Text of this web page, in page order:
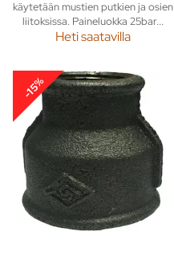
käytetään mustien putkien ja osien
liitoksissa. Paineluokka 25bar...
Heti saatavilla
-15%